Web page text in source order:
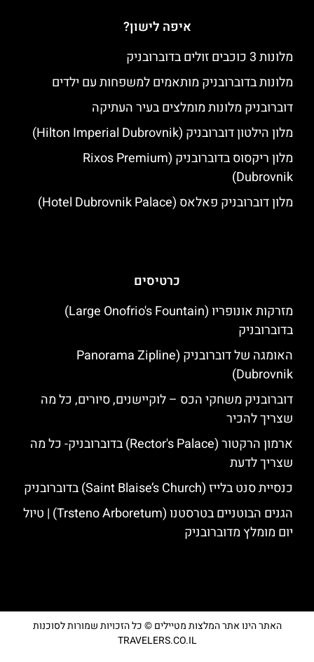
איפה לישון?
מלונות 3 כוכבים זולים בדוברובניק
מלונות בדוברובניק מותאמים למשפחות עם ילדים
דוברובניק מלונות מומלצים בעיר העתיקה
מלון הילטון דוברובניק (Hilton Imperial Dubrovnik)
מלון ריקסוס בדוברובניק (Rixos Premium
Dubrovnik)
מלון דוברובניק פאלאס (Hotel Dubrovnik Palace)
כרטיסים
מזרקות אונופריו (Large Onofrio's Fountain)
בדוברובניק
האומגה של דוברובניק (Panorama Zipline
Dubrovnik)
דוברובניק משחקי הכס – לוקיישנים, סיורים, כל מה
שצריך להכיר
ארמון הרקטור (Rector's Palace) בדוברובניק- כל מה
שצריך לדעת
כנסיית סנט בלייז (Saint Blaise’s Church) בדוברובניק
הגנים הבוטניים בטרסטנו (Trsteno Arboretum) | טיול
יום מומלץ מדוברובניק
האתר הינו אתר המלצות מטיילים © כל הזכויות שמורות לסוכנות
TRAVELERS.CO.IL